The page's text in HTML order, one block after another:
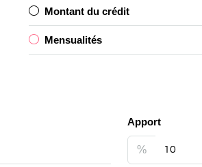
Montant du crédit
Mensualités
Apport
%